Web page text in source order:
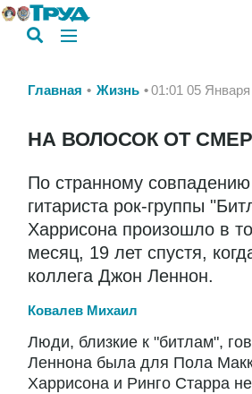
Главная Жизнь 01:01 05
НА ВОЛОСОК ОТ
По странному
гитариста рок-группы
Харрисона произошло в
месяц, 19 лет спустя,
коллега Джон Леннон.
Ковалев Михаил
Люди, близкие к "битлам",
Леннона была для Пола
Харрисона и Ринго Старра